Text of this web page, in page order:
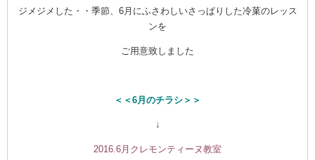
ル
ジメジメした・・季節、6月にふさわしいさっぱりした冷菓のレッス
ンを
ご用意致しました
＜＜6月のチラシ＞＞
↓
2016.6月クレモンティーヌ教室